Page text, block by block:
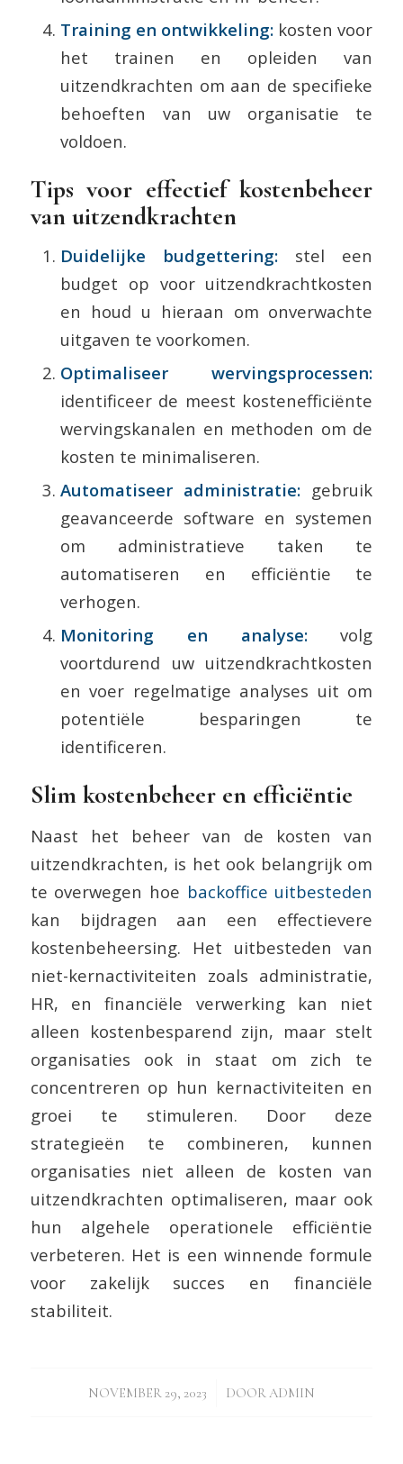
Training en ontwikkeling: kosten voor
het trainen en opleiden van
uitzendkrachten om aan de specifieke
behoeften van uw organisatie te
voldoen.
Tips voor effectief kostenbeheer
van uitzendkrachten
Duidelijke budgettering: stel een
budget op voor uitzendkrachtkosten
en houd u hieraan om onverwachte
uitgaven te voorkomen.
Optimaliseer wervingsprocessen:
identificeer de meest kostenefficiënte
wervingskanalen en methoden om de
kosten te minimaliseren.
Automatiseer administratie: gebruik
geavanceerde software en systemen
om administratieve taken te
automatiseren en efficiëntie te
verhogen.
Monitoring en analyse:volg
voortdurend uw uitzendkrachtkosten
en voer regelmatige analyses uit om
potentiële besparingen te
identificeren.
Slim kostenbeheer en efficiëntie
Naast het beheer van de kosten van
uitzendkrachten, is het ook belangrijk om
te overwegen hoe backoffice uitbesteden
kan bijdragen aan een effectievere
kostenbeheersing. Het uitbesteden van
niet-kernactiviteiten zoals administratie,
HR, en financiële verwerking kan niet
alleen kostenbesparend zijn, maar stelt
organisaties ook in staat om zich te
concentreren op hun kernactiviteiten en
groei te stimuleren. Door deze
strategieën te combineren, kunnen
organisaties niet alleen de kosten van
uitzendkrachten optimaliseren, maar ook
hun algehele operationele efficiëntie
verbeteren. Het is een winnende formule
voor zakelijk succes en financiële
stabiliteit.
NOVEMBER 29, 2023
/ DOORADMIN